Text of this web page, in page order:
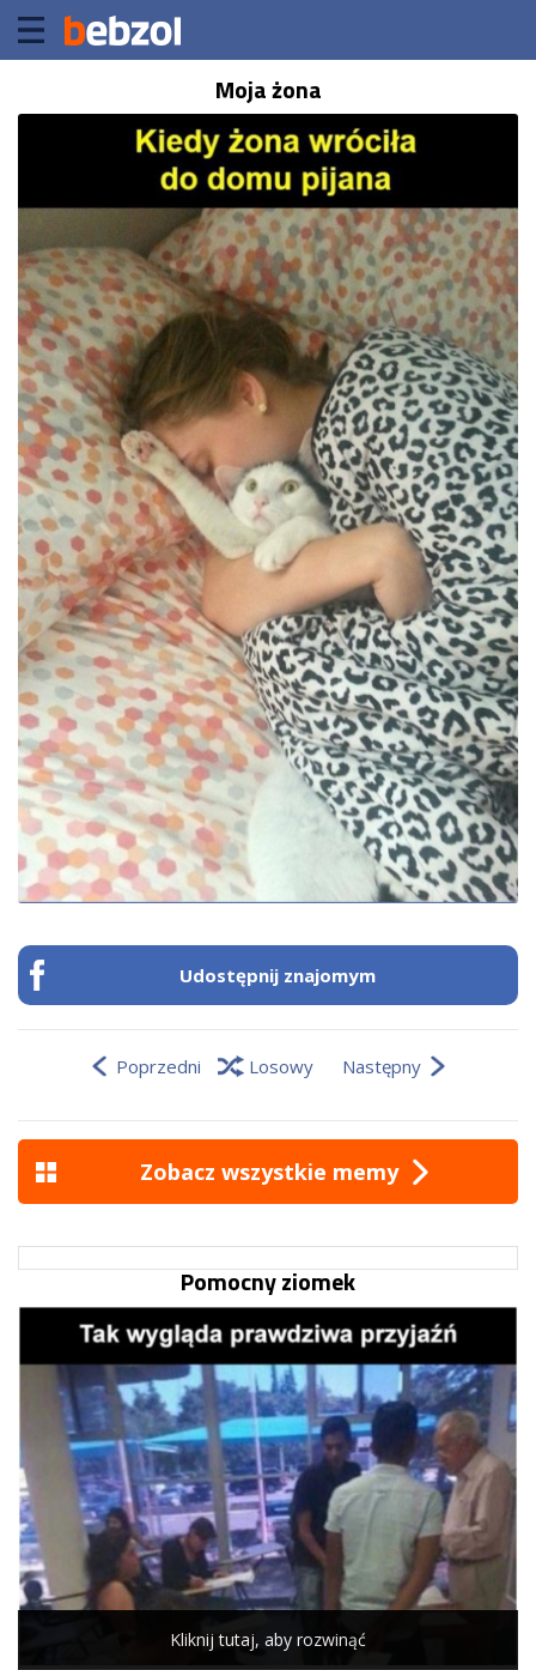
Moja żona
Udostępnij znajomym
Poprzedni Losowy Następny
Zobacz wszystkie memy
Pomocny ziomek
Kliknij tutaj, aby rozwinąć